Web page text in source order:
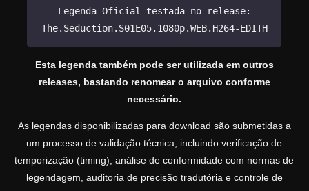
Legenda Oficial testada no release:
The.Seduction.S01E05.1080p.WEB.H264-EDITH
Esta legenda também pode ser utilizada em outros
releases, bastando renomear o arquivo conforme
necessário.
As legendas disponibilizadas para download são submetidas a
um processo de validação técnica, incluindo verificação de
temporização (timing), análise de conformidade com normas de
legendagem, auditoria de precisão tradutória e controle de